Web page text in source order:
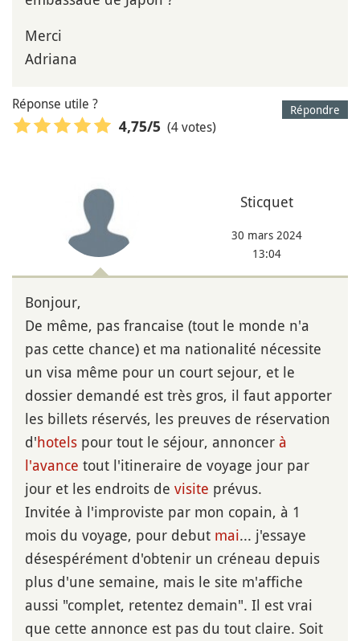
Merci
Adriana
Répondre
Réponse utile ?
4,75/5 (4 votes)
Sticquet
30 mars 2024
13:04
Bonjour,
De même, pas francaise (tout le monde n'a
pas cette chance) et ma nationalité nécessite
un visa même pour un court sejour, et le
dossier demandé est très gros, il faut apporter
les billets réservés, les preuves de réservation
d'hotels pour tout le séjour, annoncer à
l'avance tout l'itineraire de voyage jour par
jour et les endroits de visite prévus.
Invitée à l'improviste par mon copain, à 1
mois du voyage, pour debut mai... j'essaye
désespérément d'obtenir un créneau depuis
plus d'une semaine, mais le site m'affiche
aussi "complet, retentez demain". Il est vrai
que cette annonce est pas du tout claire. Soit